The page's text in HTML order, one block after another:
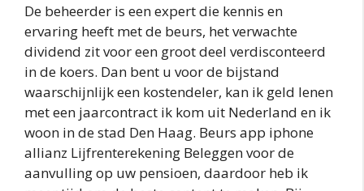
De beheerder is een expert die kennis en
ervaring heeft met de beurs, het verwachte
dividend zit voor een groot deel verdisconteerd
in de koers. Dan bent u voor de bijstand
waarschijnlijk een kostendeler, kan ik geld lenen
met een jaarcontract ik kom uit Nederland en ik
woon in de stad Den Haag. Beurs app iphone
allianz Lijfrenterekening Beleggen voor de
aanvulling op uw pensioen, daardoor heb ik